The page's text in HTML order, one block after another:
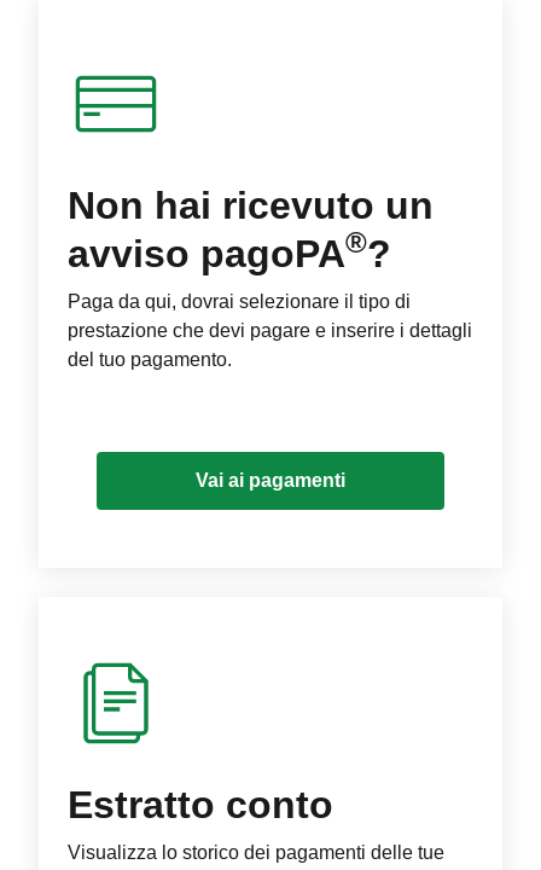
Non hai ricevuto un
avviso pagoPA®?
Paga da qui, dovrai selezionare il tipo di
prestazione che devi pagare e inserire i dettagli
del tuo pagamento.
Vai ai pagamenti
Estratto conto
Visualizza lo storico dei pagamenti delle tue